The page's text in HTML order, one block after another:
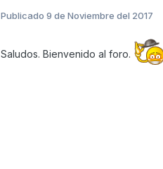
Publicado 9 de Noviembre del 2017
Saludos. Bienvenido al foro.